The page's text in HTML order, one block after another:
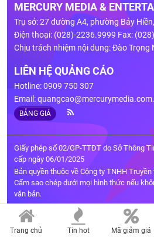
MERCURY MEDIA &
Trụ sở: 27 đường A4, phường Bảy
Điện thoại: (028)-2236.9999 Fax:
Chịu trách nhiệm nội dung: Đào Trọng
LIÊN HỆ QUẢNG CÁO
Hotline: 0909 750 307
Email:
BẢNG GIÁ
Giấy phép số 02/GP-TTĐT do Sở Thông
cấp ngày 06/01/2025
Bản quyền thuộc về Công ty TNHH
Cấm sao chép dưới mọi hình thức nếu
văn bản.
Trang chủ Tin hot Mã giảm giá